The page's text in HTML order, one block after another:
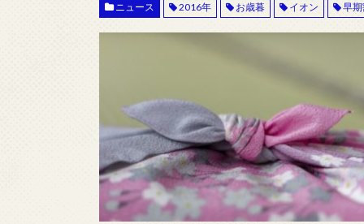
ニュース 2016年 お歳暮 イオン 早